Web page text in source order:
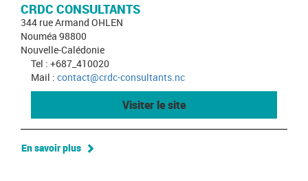
CRDC CONSULTANTS
344 rue Armand OHLEN
Nouméa 98800
Nouvelle-Calédonie
Tel : +687_410020
Mail : contact@crdc-consultants.nc
Visiter le site
En savoir plus